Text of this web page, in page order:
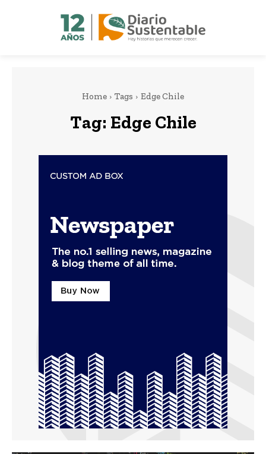
Home Tags Edge Chile
Tag: Edge Chile